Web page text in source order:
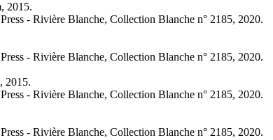
2015.
- Rivière Blanche, Collection Blanche n° 2185, 2020.
- Rivière Blanche, Collection Blanche n° 2185, 2020.
2015.
- Rivière Blanche, Collection Blanche n° 2185, 2020.
- Rivière Blanche, Collection Blanche n° 2185, 2020.